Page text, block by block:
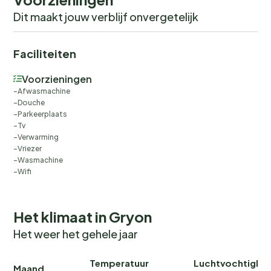
Dit maakt jouw verblijf onvergetelijk
Faciliteiten
Voorzieningen
Afwasmachine
Douche
Parkeerplaats
Tv
Verwarming
Vriezer
Wasmachine
Wifi
Het klimaat in Gryon
Het weer het gehele jaar
Maand
Temperatuur